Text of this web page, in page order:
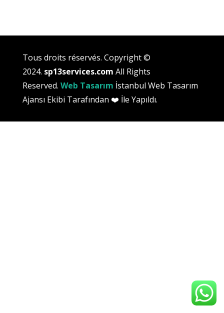
Tous droits réservés. Copyright ©
2024. sp13services.com All Rights
Reserved. Web Tasarım İstanbul Web Tasarım
Ajansı Ekibi Tarafından ❤️ İle Yapıldı.